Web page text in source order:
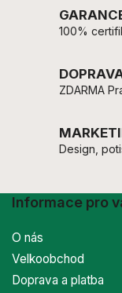
100%
ZDARMA
Design,
Informace pro
O nás
Velkoobchod
Doprava a platba